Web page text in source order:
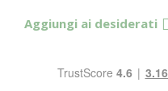
Aggiungi ai desiderati